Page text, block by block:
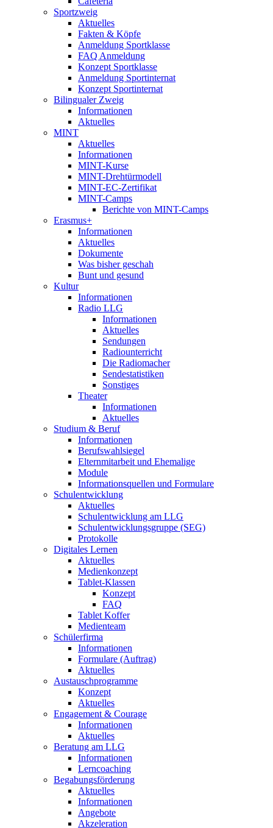
Sportzweig
Aktuelles
Fakten & Köpfe
Anmeldung Sportklasse
FAQ Anmeldung
Konzept Sportklasse
Anmeldung Sportinternat
Konzept Sportinternat
Bilingualer Zweig
Informationen
Aktuelles
MINT
Aktuelles
Informationen
MINT-Kurse
MINT-Drehtürmodell
MINT-EC-Zertifikat
MINT-Camps
Berichte von MINT-Camps
Erasmus+
Informationen
Aktuelles
Dokumente
Was bisher geschah
Bunt und gesund
Kultur
Informationen
Radio LLG
Informationen
Aktuelles
Sendungen
Radiounterricht
Die Radiomacher
Sendestatistiken
Sonstiges
Theater
Informationen
Aktuelles
Studium & Beruf
Informationen
Berufswahlsiegel
Elternmitarbeit und Ehemalige
Module
Informationsquellen und Formulare
Schulentwicklung
Aktuelles
Schulentwicklung am LLG
Schulentwicklungsgruppe (SEG)
Protokolle
Digitales Lernen
Aktuelles
Medienkonzept
Tablet-Klassen
Konzept
FAQ
Tablet Koffer
Medienteam
Schülerfirma
Informationen
Formulare (Auftrag)
Aktuelles
Austauschprogramme
Konzept
Aktuelles
Engagement & Courage
Informationen
Aktuelles
Beratung am LLG
Informationen
Lerncoaching
Begabungsförderung
Aktuelles
Informationen
Angebote
Akzeleration